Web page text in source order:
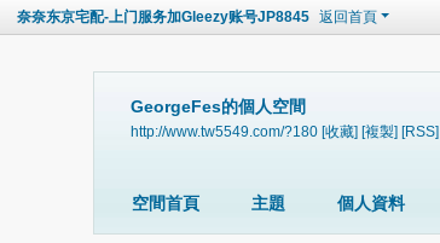
奈奈东京宅配-上门服务加Gleezy账号JP8845 返回首頁
GeorgeFes的個人空間
http://www.tw5549.com/?180 [收藏] [複製] [RSS]
空間首頁 主題 個人資料